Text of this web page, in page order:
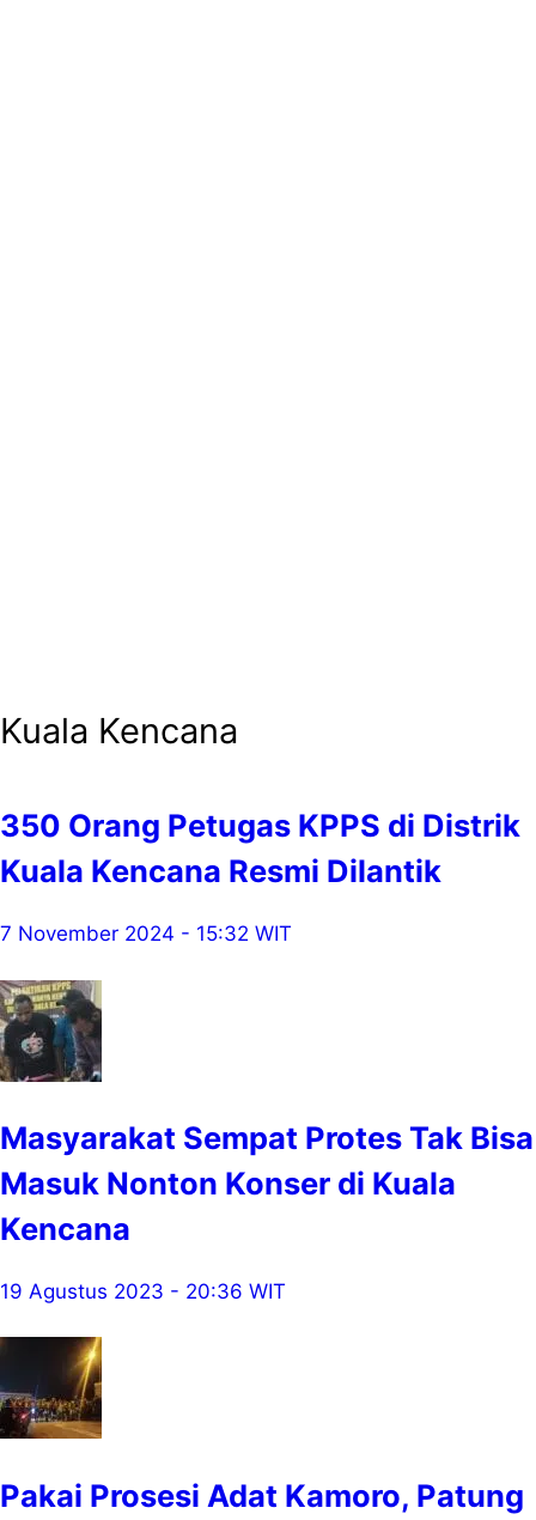
Kuala Kencana
350 Orang Petugas KPPS di Distrik
Kuala Kencana Resmi Dilantik
7 November 2024 - 15:32 WIT
Masyarakat Sempat Protes Tak Bisa
Masuk Nonton Konser di Kuala
Kencana
19 Agustus 2023 - 20:36 WIT
Pakai Prosesi Adat Kamoro, Patung